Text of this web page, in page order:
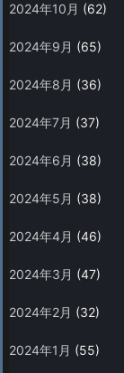
2024年10月 (62)
2024年9月 (65)
2024年8月 (36)
2024年7月 (37)
2024年6月 (38)
2024年5月 (38)
2024年4月 (46)
2024年3月 (47)
2024年2月 (32)
2024年1月 (55)